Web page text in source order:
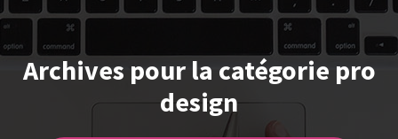
Archives pour la catégorie pro
design